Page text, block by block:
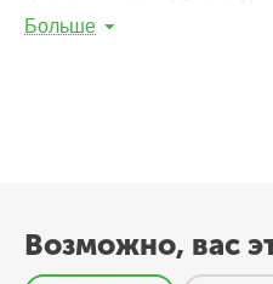
Больше
Возможно, вас